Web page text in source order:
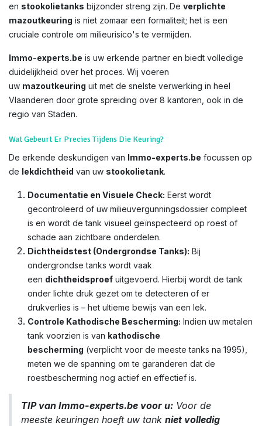
en stookolietanks bijzonder streng zijn. De verplichte
mazoutkeuring is niet zomaar een formaliteit; het is een
cruciale controle om milieurisico's te vermijden.
Immo-experts.be is uw erkende partner en biedt volledige
duidelijkheid over het proces. Wij voeren
uw mazoutkeuring uit met de snelste verwerking in heel
Vlaanderen door grote spreiding over 8 kantoren, ook in de
regio van Staden.
Wat Gebeurt Er Precies Tijdens Die Keuring?
De erkende deskundigen van Immo-experts.be focussen op
de lekdichtheid van uw stookolietank.
Documentatie en Visuele Check: Eerst wordt
gecontroleerd of uw milieuvergunningsdossier compleet
is en wordt de tank visueel geïnspecteerd op roest of
schade aan zichtbare onderdelen.
Dichtheidstest (Ondergrondse Tanks): Bij
ondergrondse tanks wordt vaak
een dichtheidsproef uitgevoerd. Hierbij wordt de tank
onder lichte druk gezet om te detecteren of er
drukverlies is – het ultieme bewijs van een lek.
Controle Kathodische Bescherming: Indien uw metalen
tank voorzien is van kathodische
bescherming (verplicht voor de meeste tanks na 1995),
meten we de spanning om te garanderen dat de
roestbescherming nog actief en effectief is.
TIP van Immo-experts.be voor u: Voor de
meeste keuringen hoeft uw tank niet volledig